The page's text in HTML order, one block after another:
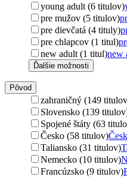
young adult (6 titulov)
pre mužov (5 titulov)
pre dievčatá (4 tituly)
pre chlapcov (1 titul)
new adult (1 titul)new
Ďalšie možnosti
Pôvod
zahraničný (149
Slovensko (139
Spojené štáty (63
Česko (58 titulov)
Taliansko (31 titulov)
Nemecko (10 titulov)
Francúzsko (9 titulov)